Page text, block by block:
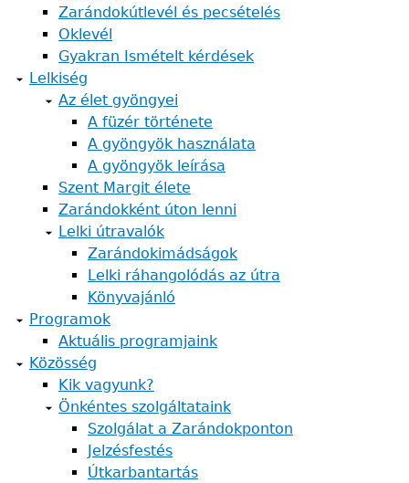
Zarándokútlevél és pecsételés
Oklevél
Gyakran Ismételt kérdések
Lelkiség
Az élet gyöngyei
A füzér története
A gyöngyök használata
A gyöngyök leírása
Szent Margit élete
Zarándokként úton lenni
Lelki útravalók
Zarándokimádságok
Lelki ráhangolódás az útra
Könyvajánló
Programok
Aktuális programjaink
Közösség
Kik vagyunk?
Önkéntes szolgáltataink
Szolgálat a Zarándokponton
Jelzésfestés
Útkarbantartás